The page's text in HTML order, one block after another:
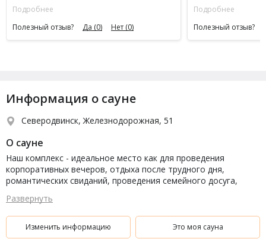
Подробнее
Полезный отзыв?
Да (0) Нет (0)
Подробнее
Полезный отзыв?
Информация о сауне
Северодвинск, Железнодорожная, 51
О сауне
Наш комплекс - идеальное место как для проведения
корпоративных вечеров, отдыха после трудного дня,
романтических свиданий, проведения семейного досуга,
Развернуть
Изменить информацию Это моя сауна